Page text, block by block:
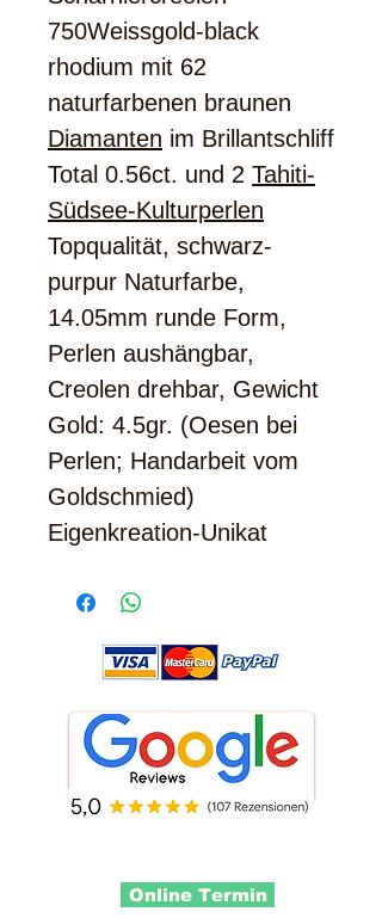
750Weissgold-black
rhodium mit 62
naturfarbenen braunen
Diamanten im Brillantschliff
Total 0.56ct. und 2 Tahiti-
Südsee-Kulturperlen
Topqualität, schwarz-
purpur Naturfarbe,
14.05mm runde Form,
Perlen aushängbar,
Creolen drehbar, Gewicht
Gold: 4.5gr. (Oesen bei
Perlen; Handarbeit vom
Goldschmied)
Eigenkreation-Unikat
Online Termin